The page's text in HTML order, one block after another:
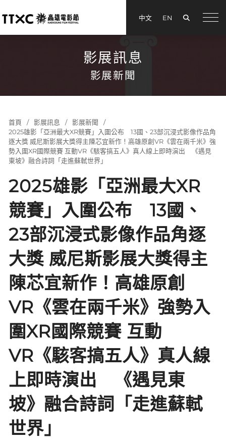
中文 EN
影展訊息
影展新聞
首頁 影展訊息
影展新聞
2025雄影「亞洲最大XR競賽」入圍公布 13國、23部沉浸式影像作品角
逐大獎 威尼斯影展大獎得主陳芯宜新作！高雄原創VR《雲在兩千米》強
勢入圍XR國際競賽 互動VR《駭客搞五人》真人線上即時演出 《遇見
東坡》融合詩詞「走進蘇軾世界」
2025雄影「亞洲最大XR
競賽」入圍公布 13國、
23部沉浸式影像作品角逐
大獎 威尼斯影展大獎得主
陳芯宜新作！高雄原創
VR《雲在兩千米》強勢入
圍XR國際競賽 互動
VR《駭客搞五人》真人線
上即時演出 《遇見東
坡》融合詩詞「走進蘇軾
世界」